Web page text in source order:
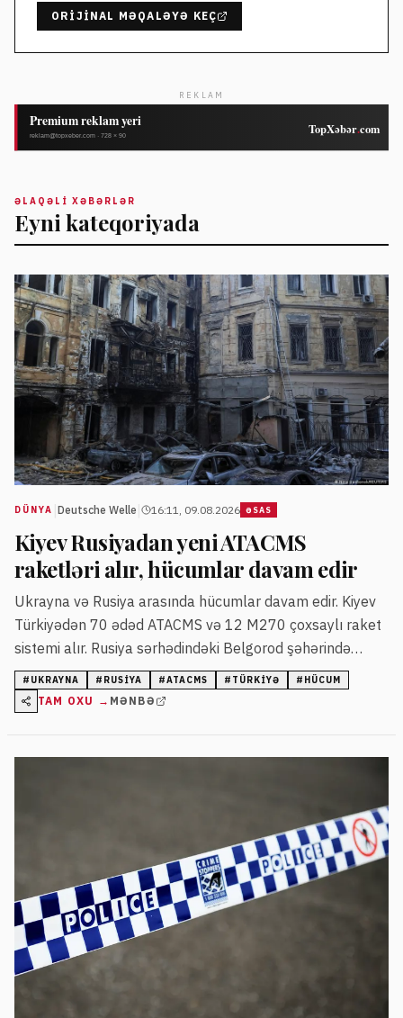
ORIJINAL MƏQALƏYƏ KEÇ
REKLAM
ƏLAQƏLI XƏBƏRLƏR
Eyni kateqoriyada
DÜNYA Deutsche Welle 16:11, 09.08.2026 ƏSAS
Kiyev Rusiyadan yeni ATACMS
raketləri alır, hücumlar davam edir
Ukrayna və Rusiya arasında hücumlar davam edir. Kiyev
Türkiyədən 70 ədəd ATACMS və 12 M270 çoxsaylı raket
sistemi alır. Rusiya sərhədindəki Belgorod şəhərində
hücumlarda ölənlər və yaralananlar var.
# UKRAYNA # RUSIYA #ATACMS # TÜRKIYƏ # HÜCUM
TAM OXU → MƏNBƏ